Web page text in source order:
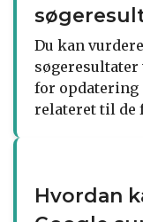
Du kan
for opdatering
relateret til de
Hvordan